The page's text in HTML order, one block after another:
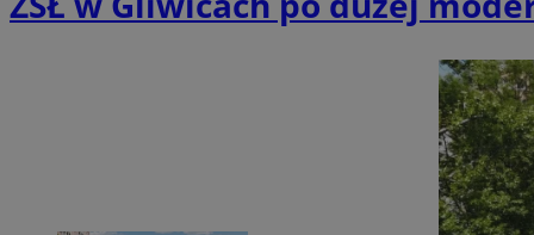
Nazwa
Nazwa